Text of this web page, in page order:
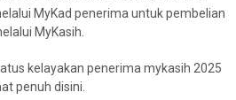
MyKad penerima untuk pembelian
MyKasih.
kelayakan penerima mykasih 2025
penuh disini.